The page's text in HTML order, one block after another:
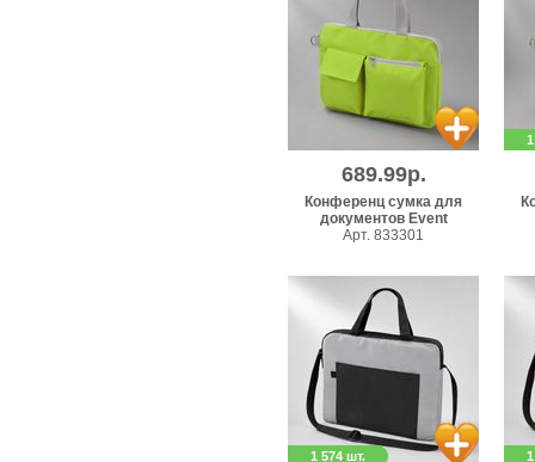
689.99р.
Конференц сумка для
документов Event
Арт. 833301
1 574 шт.